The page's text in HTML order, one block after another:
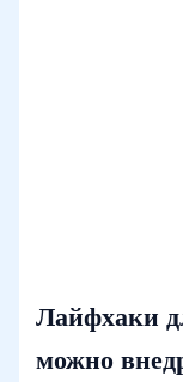
Лайфхаки
можно